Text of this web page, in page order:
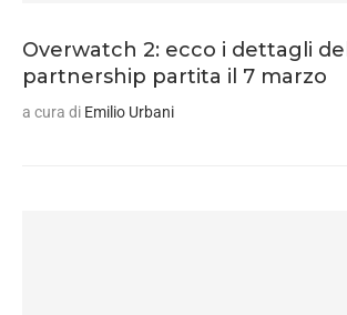
Overwatch 2: ecco i dettagli
partnership partita il 7 marzo
a cura di Emilio Urbani